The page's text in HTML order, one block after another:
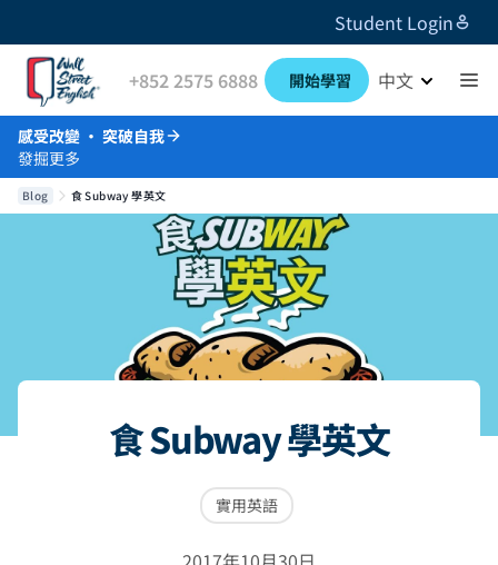
Student Login
+852 2575 6888 開始學習 中文
感受改變 · 突破自我
發掘更多
Blog 食 Subway 學英文
食 Subway 學英文
實用英語